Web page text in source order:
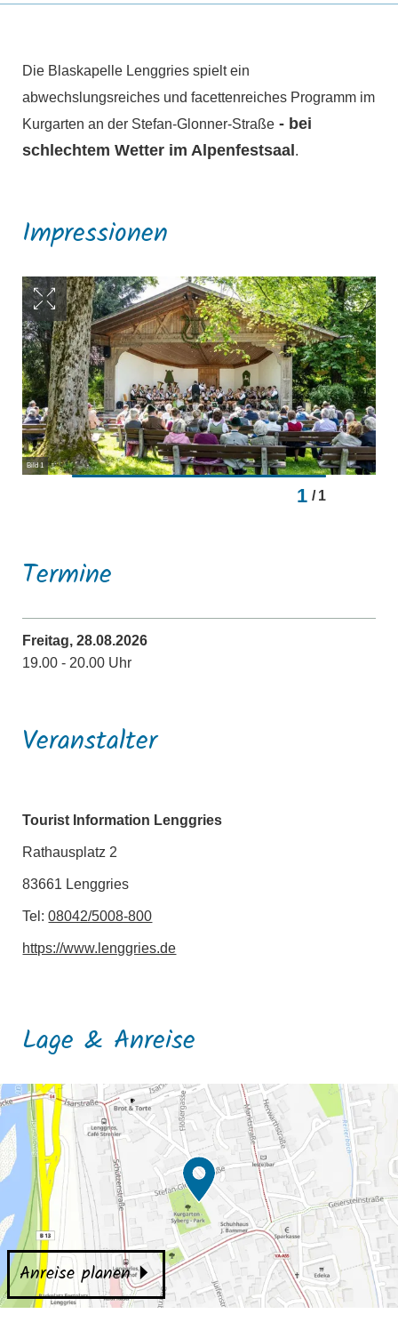
Die Blaskapelle Lenggries spielt ein
abwechslungsreiches und facettenreiches Programm im
Kurgarten an der Stefan-Glonner-Straße - bei
schlechtem Wetter im Alpenfestsaal .
Impressionen
Bild 1
1 / 1
Termine
Freitag, 28.08.2026
19.00 - 20.00 Uhr
Veranstalter
Tourist Information Lenggries
Rathausplatz 2
83661 Lenggries
Tel:08042/5008-800
https://www.lenggries.de
Lage & Anreise
Anreise planen